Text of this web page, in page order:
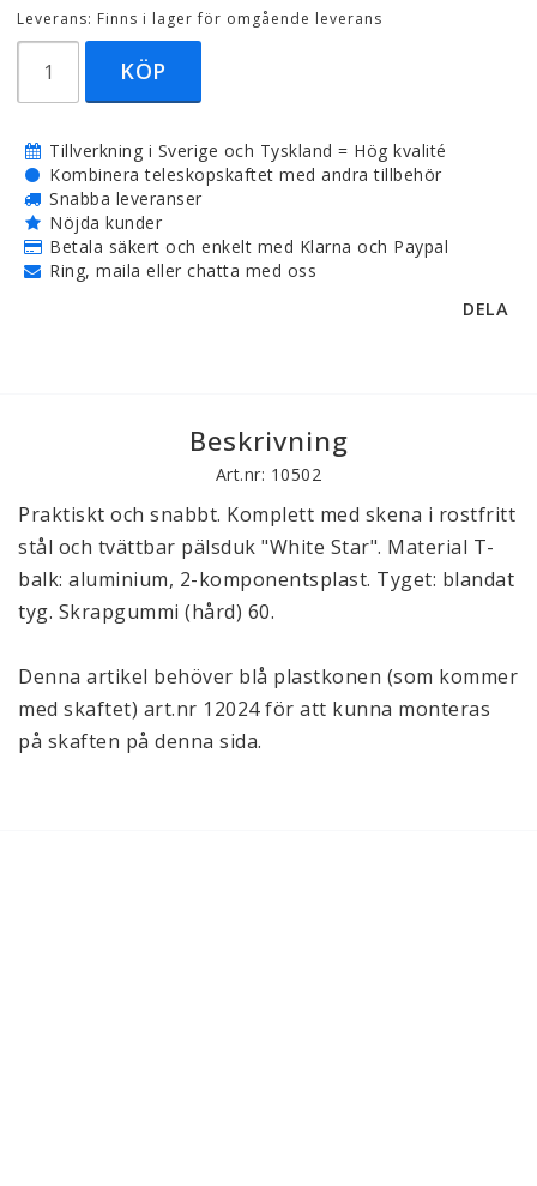
Leverans: Finns i lager för omgående leverans
KÖP
Tillverkning i Sverige och Tyskland = Hög kvalité
Kombinera teleskopskaftet med andra tillbehör
Snabba leveranser
Nöjda kunder
Betala säkert och enkelt med Klarna och Paypal
Ring, maila eller chatta med oss
DELA
Beskrivning
Art.nr: 10502
Praktiskt och snabbt. Komplett med skena i rostfritt
stål och tvättbar pälsduk "White Star". Material T-
balk: aluminium, 2-komponentsplast. Tyget: blandat
tyg. Skrapgummi (hård) 60.
Denna artikel behöver blå plastkonen (som kommer
med skaftet) art.nr 12024 för att kunna monteras
på skaften på denna sida.